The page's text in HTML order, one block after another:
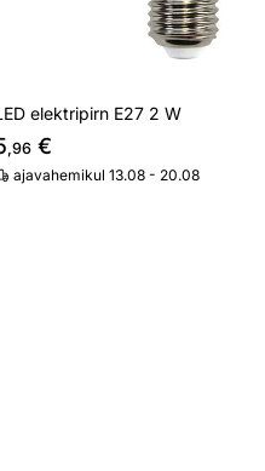
elektripirn E27 2 W
,96€
ajavahemikul 13.08 - 20.08